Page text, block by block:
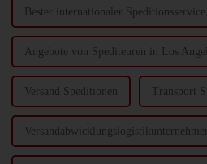
Bester internationaler Speditionsservice
Angebote von Spediteuren in Los
Versand Speditionen Transport